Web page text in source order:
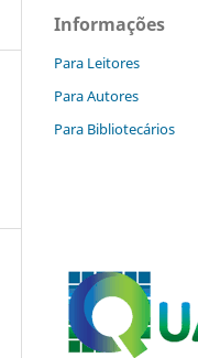
Informações
Para Leitores
Para Autores
Para Bibliotecários